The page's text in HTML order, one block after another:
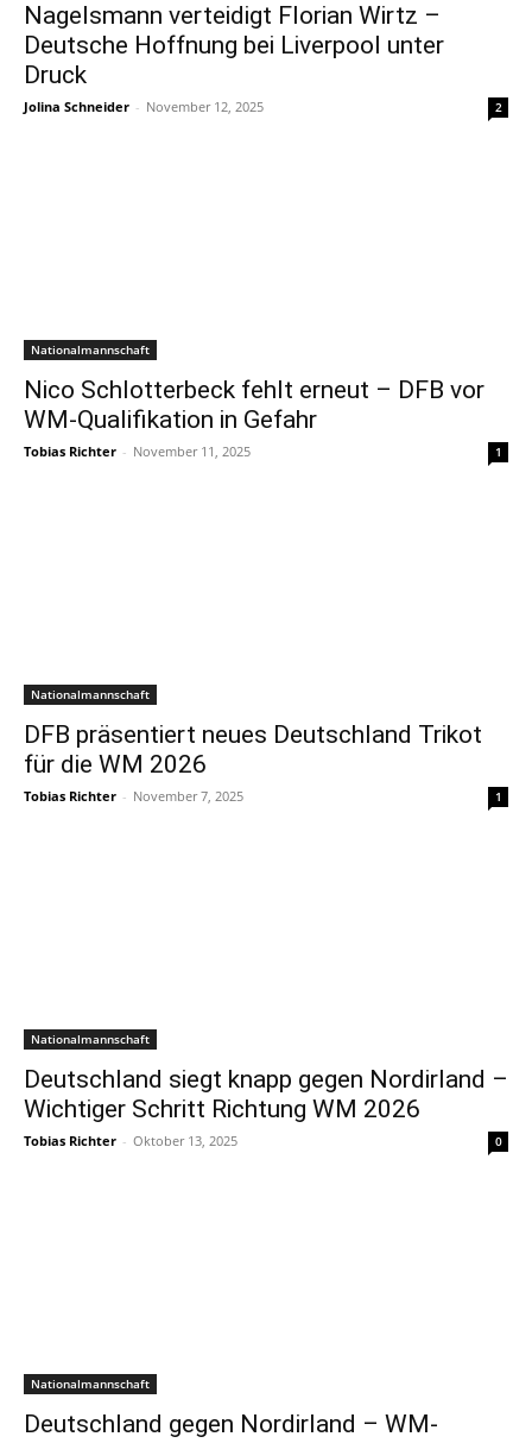
Nagelsmann verteidigt Florian Wirtz –
Deutsche Hoffnung bei Liverpool unter
Druck
Jolina Schneider - November 12, 2025 2
Nationalmannschaft
Nico Schlotterbeck fehlt erneut – DFB vor
WM-Qualifikation in Gefahr
Tobias Richter - November 11, 2025 1
Nationalmannschaft
DFB präsentiert neues Deutschland Trikot
für die WM 2026
Tobias Richter - November 7, 2025 1
Nationalmannschaft
Deutschland siegt knapp gegen Nordirland –
Wichtiger Schritt Richtung WM 2026
Tobias Richter - Oktober 13, 2025 0
Nationalmannschaft
Deutschland gegen Nordirland – WM-